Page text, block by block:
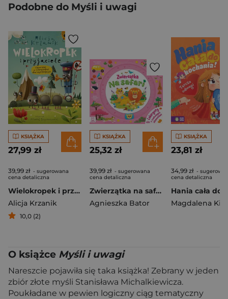
Podobne do Myśli i uwagi
KSIĄŻKA
27,99 zł
39,99 zł - sugerowana
cena detaliczna
Wielokropek i przyjaciele. Opowieści o interpunkcji dla najmłodszych
Alicja Krzanik
10,0 (2)
KSIĄŻKA
25,32 zł
39,99 zł - sugerowana
cena detaliczna
Zwierzątka na safari. Labirynty z ruchomymi elementami
Agnieszka Bator
KSIĄŻKA
23,81 zł
34,99 zł -
cena detaliczna
O książce Myśli i uwagi
Nareszcie pojawiła się taka książka! Zebrany w jeden
zbiór złote myśli Stanisława Michalkiewicza.
Poukładane w pewien logiczny ciąg tematyczny